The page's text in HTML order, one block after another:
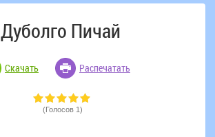
Дуболго Пичай
Скачать Распечатать
(Голосов 1)